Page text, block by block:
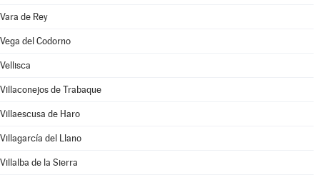
Vara de Rey
Vega del Codorno
Vellisca
Villaconejos de Trabaque
Villaescusa de Haro
Villagarcía del Llano
Villalba de la Sierra